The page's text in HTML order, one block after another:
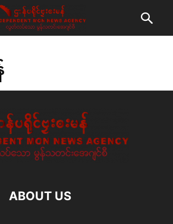
ABOUT US